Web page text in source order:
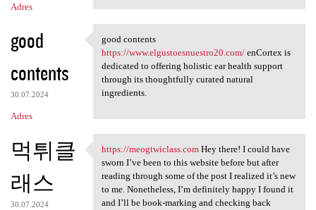
Adres
good
contents
30.07.2024
Adres
good contents https://www
good contents
https://www.elgustoesnuestro20.com/enCortex is
dedicated to offering holistic ear health support
through its thoughtfully curated natural
ingredients.
먹튀클
래스
30.07.2024
https://meogtwiclass.com Hey
https://meogtwiclass.comHey there! I could have
sworn I’ve been to this website before but after
reading through some of the post I realized it’s new
to me. Nonetheless, I’m definitely happy I found it
and I’ll be book-marking and checking back